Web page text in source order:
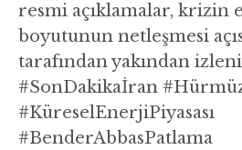
resmi açıklamalar, krizin
boyutunun netleşmesi
tarafından yakından
#SonDakikaİran
#KüreselEnerjiPiyasası
#BenderAbbasPatlama